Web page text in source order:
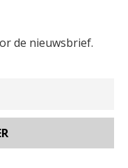
de nieuwsbrief.